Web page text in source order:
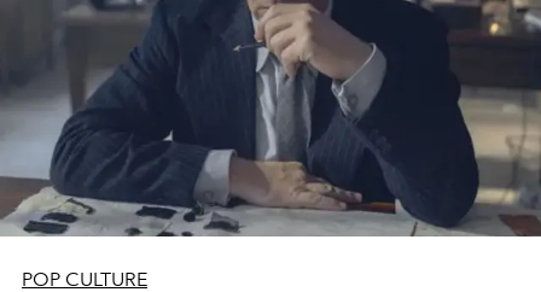
POP CULTURE